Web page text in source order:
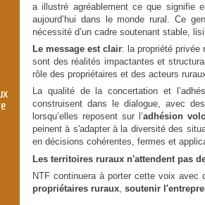
a illustré agréablement ce que signifie
aujourd’hui dans le monde rural. Ce
nécessité d’un cadre soutenant stable,
Le message est clair: la propriété privée
sont des réalités impactantes et
rôle des propriétaires et des acteurs
La qualité de la concertation et
construisent dans le dialogue, avec
lorsqu’elles reposent sur l’adhésion
peinent à s'adapter à la diversité des
en décisions cohérentes, fermes et
Les territoires ruraux n'attendent pas
NTF continuera à porter cette voix
propriétaires ruraux, soutenir